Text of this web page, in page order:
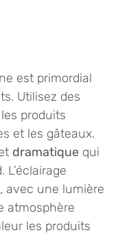
est primordial
Utilisez des
produits
et les gâteaux.
dramatique qui
avec une lumière
atmosphère
les produits